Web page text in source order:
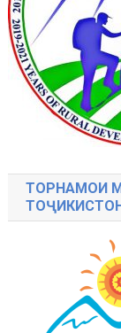
ТОРНАМОИ